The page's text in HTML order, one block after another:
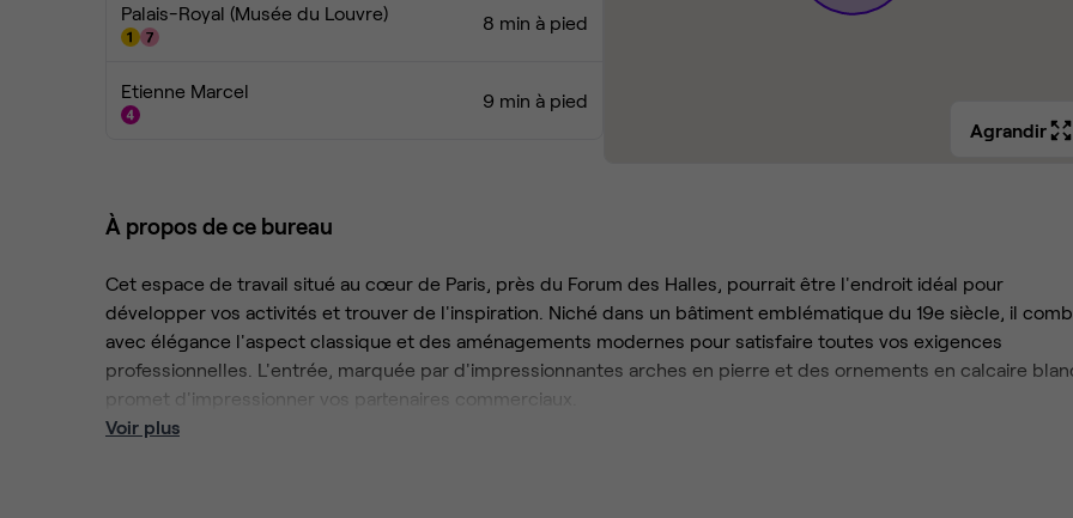
Palais-Royal (Musée du Louvre) 8 min à pied
Etienne Marcel
9 min à pied
Agrandir
À propos de ce bureau
Cet espace de travail situé au cœur de Paris, près du Forum des Halles, pourrait être l'endroit idéal pour
développer vos activités et trouver de l'inspiration. Niché dans un bâtiment emblématique du 19e siècle, il
avec élégance l'aspect classique et des aménagements modernes pour satisfaire toutes vos exigences
professionnelles. L'entrée, marquée par d'impressionnantes arches en pierre et des ornements en calcaire
promet d'impressionner vos partenaires commerciaux.
Voir plus